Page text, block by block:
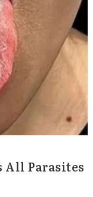
All Parasites